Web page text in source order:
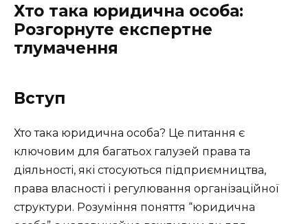
Хто така юридична особа:
Розгорнуте експертне
тлумачення
Вступ
Хто така юридична особа? Це питання є
ключовим для багатьох галузей права та
діяльності, які стосуються підприємництва,
права власності і регулювання організаційної
структури. Розуміння поняття “юридична